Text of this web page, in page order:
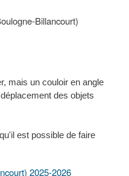
Billancourt)
mais un couloir en angle
des objets
est possible de faire
2025-2026